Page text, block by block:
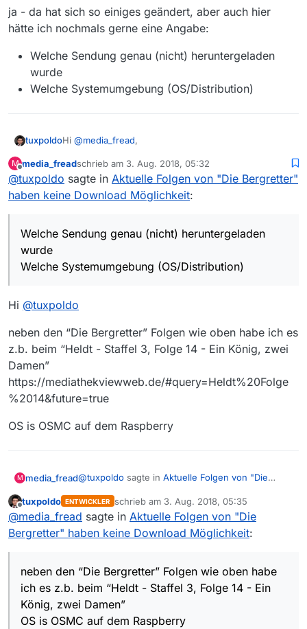
Habe 0.4.4.7 installiert aber Problem scheint nicht
gelöst. Hattest Du den Bug Fix mit rein
genommen oder kommt der doch erst mit 0.5?
Im Moment geht nix was einen Umlaut in
ja - da hat sich so einiges geändert, aber auch hier
hätte ich nochmals gerne eine Angabe:
Welche Sendung genau (nicht) heruntergeladen
wurde
Welche Systemumgebung (OS/Distribution)
tuxpoldoHi @media_fread,
ja - da hat sich so einiges geändert, aber auch hier
hätte ich nochmals gerne eine Angabe:
Welche Sendung genau (nicht) heruntergeladen
M
Offline
media_freadschrieb am 3. Aug. 2018, 05:32
zuletzt editiert von
@tuxpoldo sagte in Aktuelle Folgen von "Die Bergretter"
haben keine Download Möglichkeit:
Welche Sendung genau (nicht) heruntergeladen
wurde
Welche Systemumgebung (OS/Distribution)
Hi @tuxpoldo
neben den “Die Bergretter” Folgen wie oben habe ich es
z.b. beim “Heldt - Staffel 3, Folge 14 - Ein König, zwei
Damen”
https://mediathekviewweb.de/#query=Heldt%20Folge
%2014&future=true
OS is OSMC auf dem Raspberry
M media_fread@tuxpoldo sagte in Aktuelle Folgen von "Die
Welche Sendung genau (nicht)
heruntergeladen wurde
Welche Systemumgebung (OS/Distribution)
Hi@tuxpoldo
neben den “Die Bergretter” Folgen wie oben
habe ich es z.b. beim “Heldt - Staffel 3, Folge 14 -
Ein König, zwei Damen”
https://mediathekviewweb.de/#query=Heldt%20F
olge%2014&future=true
OS is OSMC auf dem Raspberry
Offline
tuxpoldo ENTWICKLER schrieb am 3. Aug. 2018, 05:35
zuletzt editiert von
@media_fread sagte in Aktuelle Folgen von "Die
Bergretter" haben keine Download Möglichkeit:
neben den “Die Bergretter” Folgen wie oben habe
ich es z.b. beim “Heldt - Staffel 3, Folge 14 - Ein
König, zwei Damen”
OS is OSMC auf dem Raspberry